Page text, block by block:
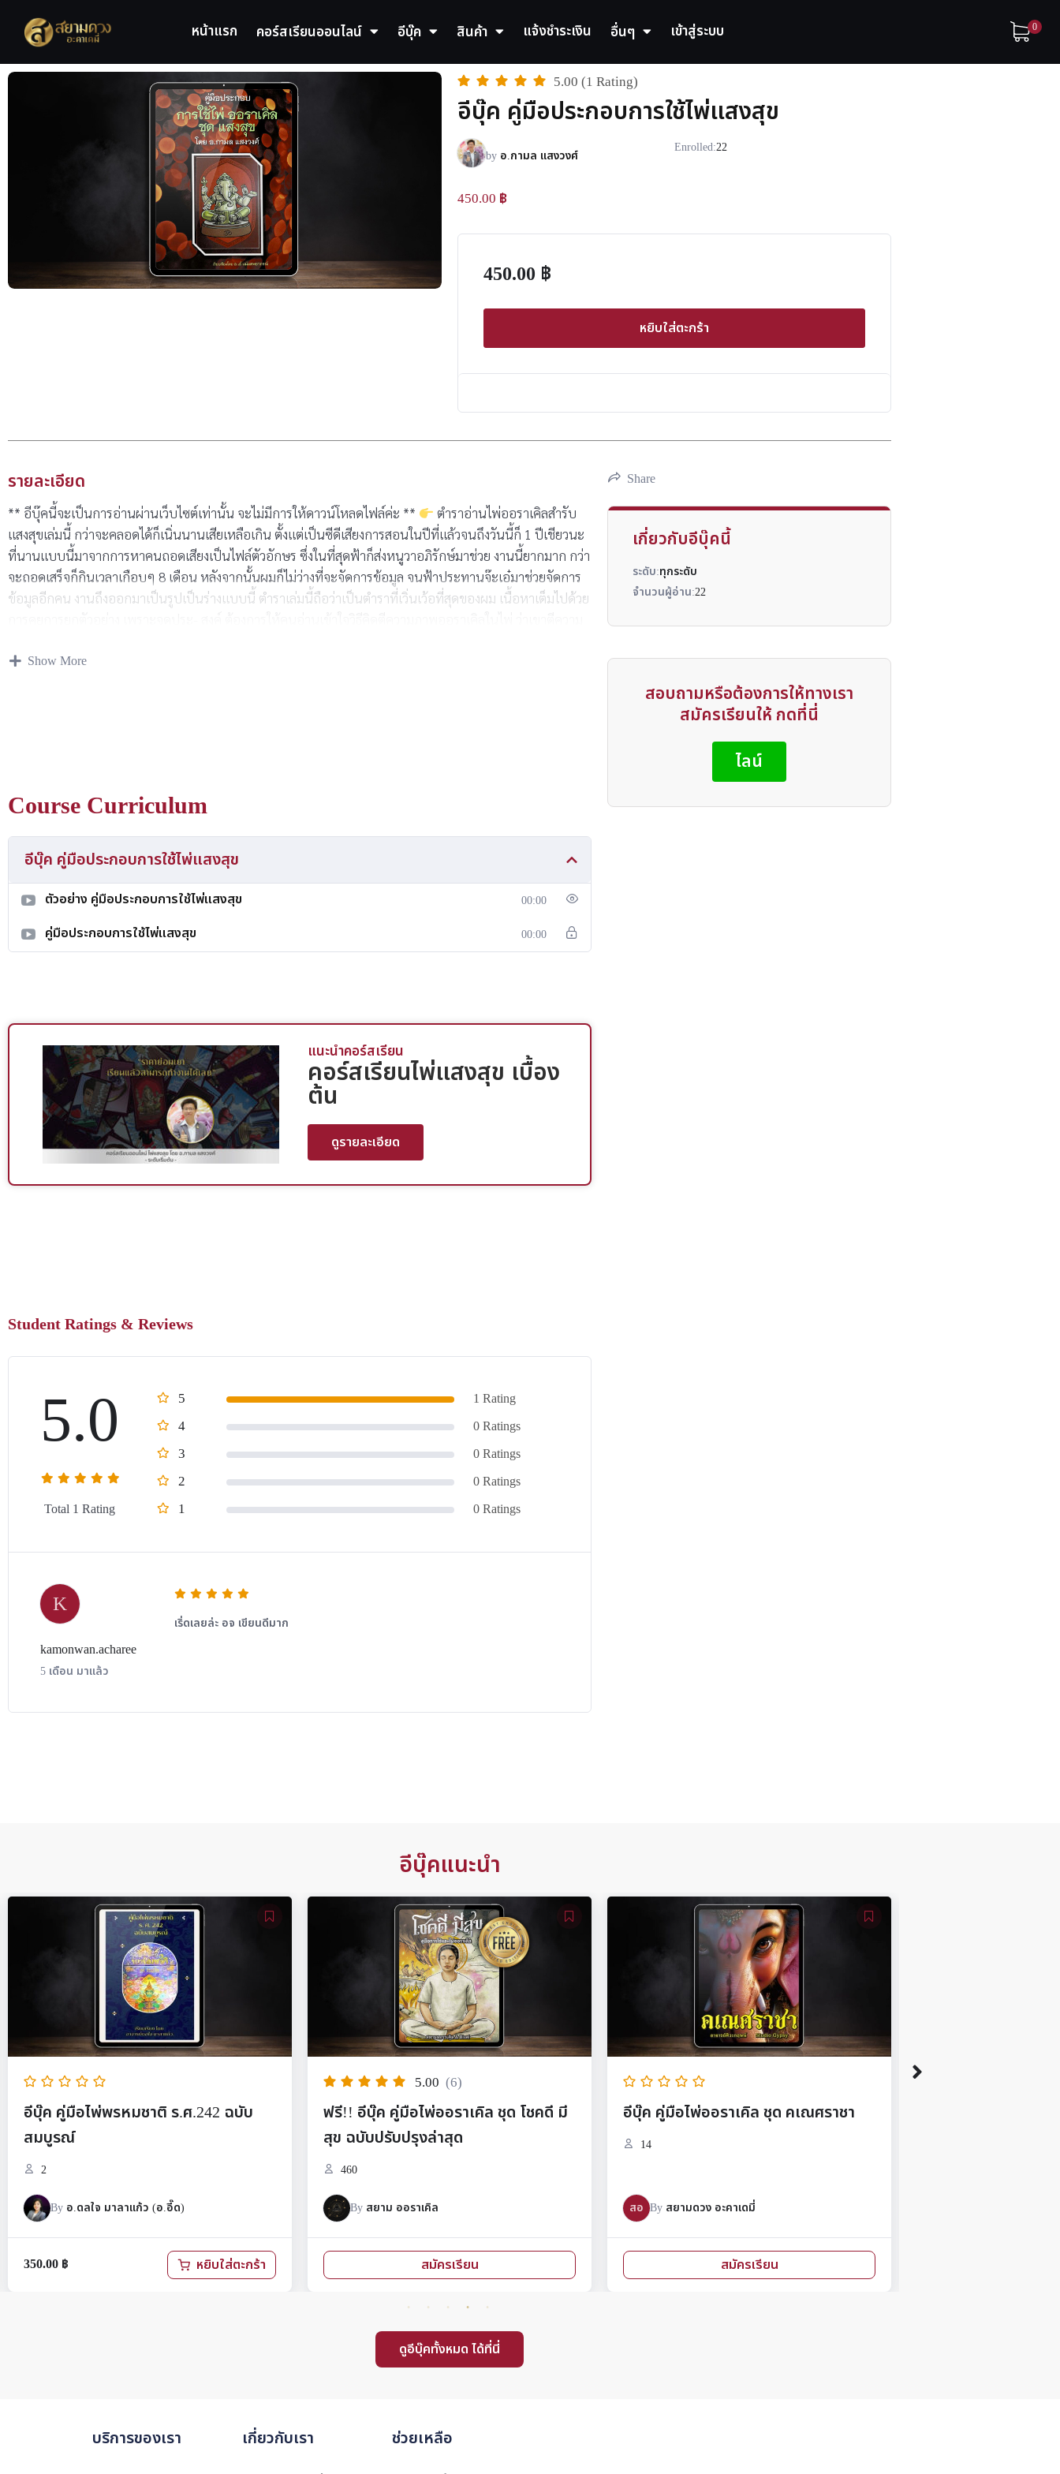
หน้าแรก คอร์สเรียนออนไลน์ อีบุ๊ค สินค้า แจ้งชำระเงิน อื่นๆ เข้าสู่ระบบ 0
5.00 (1 Rating)
อีบุ๊ค คู่มือประกอบการใช้ไพ่แสงสุข
by อ.กามล แสงวงศ์ Enrolled:22
450.00 ฿
450.00 ฿
หยิบใส่ตะกร้า
รายละเอียด
** อีบุ๊คนี้จะเป็นการอ่านผ่านเว็บไซต์เท่านั้น จะไม่มีการให้ดาวน์โหลดไฟล์ค่ะ **
ตำราอ่านไพ่ออราเคิลสำรับ
แสงสุขเล่มนี้ กว่าจะคลอดได้ก็เนิ่นนานเสียเหลือเกิน ตั้งแต่เป็นซีดีเสียงการสอนในปีที่แล้วจนถึงวันนี้ก็ 1 ปีเชียวนะ
ที่นานแบบนี้มาจากการหาคนถอดเสียงเป็นไฟล์ตัวอักษร ซึ่งในที่สุดฟ้าก็ส่งหนูวาอภิรักษ์มาช่วย งานนี้ยากมาก กว่า
จะถอดเสร็จก็กินเวลาเกือบๆ 8 เดือน หลังจากนั้นผมก็ไม่ว่างที่จะจัดการข้อมูล จนฟ้าประทานจ๊ะเอ๋มาช่วยจัดการ
ข้อมูลอีกคน งานถึงออกมาเป็นรูปเป็นร่างแบบนี้ ตำราเล่มนี้ถือว่าเป็นตำราที่เวิ่นเว้อที่สุดของผม เนื้อหาเต็มไปด้วย
ตีความไพ่ออราเคิลแบบของคุณเอง แต่ก็กลัวว่าบางท่านจะทนอ่านแบบเวิ่นเว้อไม่ไหว จึงมีสรุปความหมายของไพ่
เอาไปเพื่อจำหน่ายหรือแจกฟรีก็ตาม ขอให้ความรู้ที่ท่านมีทั้งหมดไม่ว่าจากใครก็ตาม จงใช้งานไม่ได้ ขอให้ทายไม่
แม่น ไร้คนเคารพนับถือ ไม่มีลูกค้า หาความเจริญไม่ได้เลย ขอบคุณครับ อาจารย์กามล แสงวงศ์ รักจริงด่าจริงแช่ง
จริง คนเดิม
Show More
Course Curriculum
อีบุ๊ค คู่มือประกอบการใช้ไพ่แสงสุข
ตัวอย่าง คู่มือประกอบการใช้ไพ่แสงสุข 00:00
คู่มือประกอบการใช้ไพ่แสงสุข 00:00
แนะนำคอร์สเรียน
คอร์สเรียนไพ่แสงสุข เบื้อง
ต้น
ดูรายละเอียด
Student Ratings & Reviews
5.0
Total 1 Rating
5 1 Rating
4 0 Ratings
3 0 Ratings
2 0 Ratings
1 0 Ratings
K
kamonwan.acharee
5 เดือน มาแล้ว
เริ่ดเลยล่ะ อจ เขียนดีมาก
Share
เกี่ยวกับอีบุ๊คนี้
ระดับ:ทุกระดับ
จำนวนผู้อ่าน:22
สอบถามหรือต้องการให้ทางเรา
สมัครเรียนให้ กดที่นี่
ไลน์
อีบุ๊คแนะนำ
ร.ศ.242 ฉบับ
.อี๊ด)
หยิบใส่ตะกร้า
ฟรี!! อีบุ๊ค คู่มือไพ่ออราเคิล ชุด โชคดี มี
สมัครเรียน
อีบุ๊ค คู่มือไพ่ออราเคิล ชุด คเณศราชา อีบุ๊ค โหงวเฮ้ง 5 ธาตุ
999.00
ดูอีบุ๊คทั้งหมด ได้ที่นี่
บริการของเรา เกี่ยวกับเรา ช่วยเหลือ